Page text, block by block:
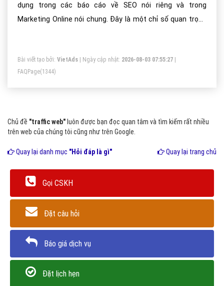
dụng trong các báo cáo về SEO nói riêng và trong
Marketing Online nói chung. Đây là một chỉ số quan trọng
trong các chỉ số quan trọng hàng đầu trong SEO và cũng là
mục tiêu hướng tới của rất nhiều website hiện nay.
Bài viết tạo bởi: VietAds | Ngày cập nhật: 2026-08-03 07:55:27
FAQPage(1344)
Chủ đề "traffic web" luôn được bạn đọc quan tâm và tìm kiếm rất nhiều
trên web của chúng tôi cũng như trên Google.
Quay lại danh mục "Hỏi đáp là gì" Quay lại trang chủ
Gọi CSKH
Đặt câu hỏi
Báo giá dịch vụ
Đặt lịch hẹn